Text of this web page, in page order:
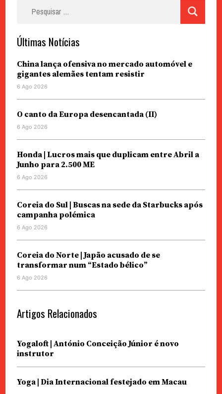
Últimas Notícias
China lança ofensiva no mercado automóvel e
gigantes alemães tentam resistir
6 Ago 2026
O canto da Europa desencantada (II)
6 Ago 2026
Honda | Lucros mais que duplicam entre Abril a
Junho para 2.500 ME
6 Ago 2026
Coreia do Sul | Buscas na sede da Starbucks após
campanha polémica
6 Ago 2026
Coreia do Norte | Japão acusado de se
transformar num “Estado bélico”
6 Ago 2026
Artigos Relacionados
Yogaloft | António Conceição Júnior é novo
instrutor
Yoga | Dia Internacional festejado em Macau